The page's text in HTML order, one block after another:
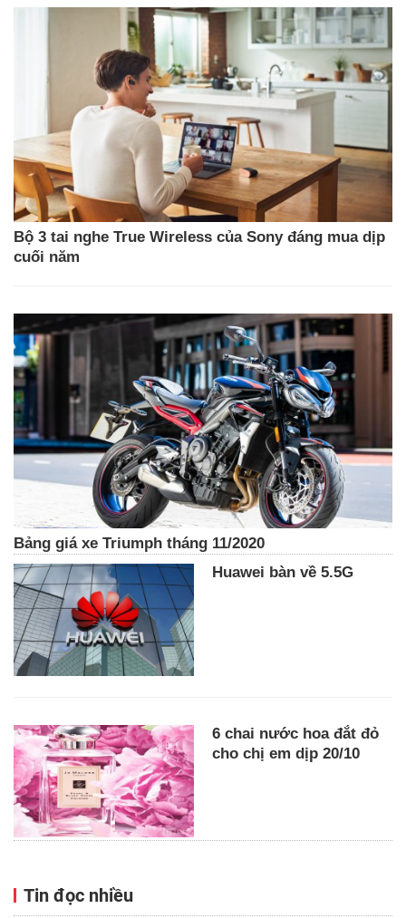
Bộ 3 tai nghe True Wireless của Sony đáng mua dịp
cuối năm
Bảng giá xe Triumph tháng 11/2020
Huawei bàn về 5.5G
6 chai nước hoa đắt đỏ
cho chị em dịp 20/10
Tin đọc nhiều